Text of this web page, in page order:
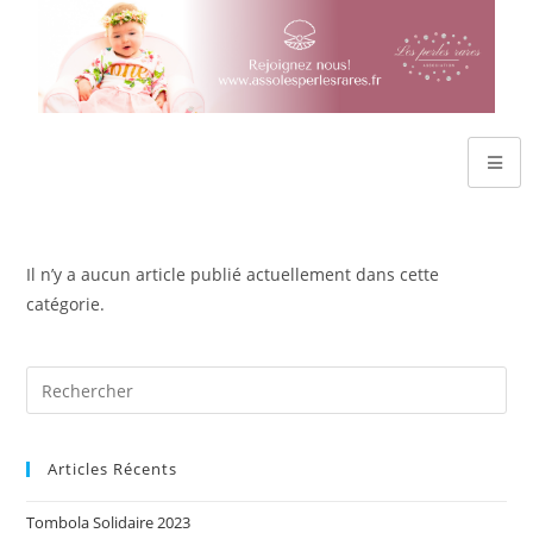
Il n’y a aucun article publié actuellement dans cette
catégorie.
Articles Récents
Tombola Solidaire 2023